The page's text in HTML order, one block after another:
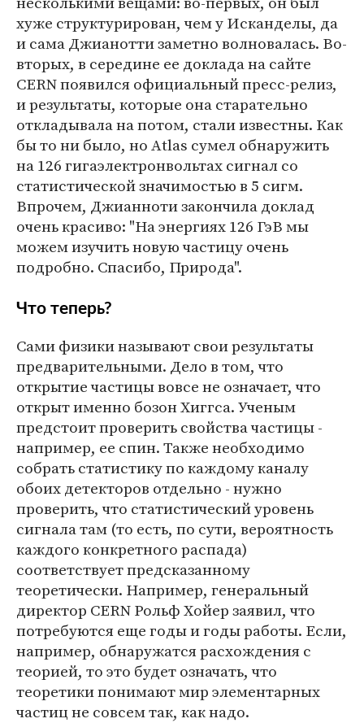
хуже структурирован, чем у Исканделы, да
и сама Джианотти заметно волновалась. Во-
вторых, в середине ее доклада на сайте
CERN появился официальный пресс-релиз,
и результаты, которые она старательно
откладывала на потом, стали известны. Как
бы то ни было, но Atlas сумел обнаружить
на 126 гигаэлектронвольтах сигнал со
статистической значимостью в 5 сигм.
Впрочем, Джианноти закончила доклад
очень красиво: "На энергиях 126 ГэВ мы
можем изучить новую частицу очень
подробно. Спасибо, Природа".
Что теперь?
Сами физики называют свои результаты
предварительными. Дело в том, что
открытие частицы вовсе не означает, что
открыт именно бозон Хиггса. Ученым
предстоит проверить свойства частицы -
например, ее спин. Также необходимо
собрать статистику по каждому каналу
обоих детекторов отдельно - нужно
проверить, что статистический уровень
сигнала там (то есть, по сути, вероятность
каждого конкретного распада)
соответствует предсказанному
теоретически. Например, генеральный
директор CERN Рольф Хойер заявил, что
потребуются еще годы и годы работы. Если,
например, обнаружатся расхождения с
теорией, то это будет означать, что
теоретики понимают мир элементарных
частиц не совсем так, как надо.